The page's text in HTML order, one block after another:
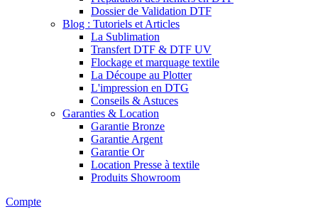
Dossier de Validation DTF
Blog : Tutoriels et Articles
La Sublimation
Transfert DTF & DTF UV
Flockage et marquage textile
La Découpe au Plotter
L'impression en DTG
Conseils & Astuces
Garanties & Location
Garantie Bronze
Garantie Argent
Garantie Or
Location Presse à textile
Produits Showroom
Compte